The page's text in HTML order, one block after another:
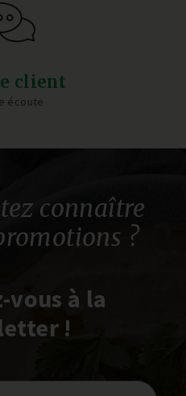
client
écoute
connaître
?
vous à la
!